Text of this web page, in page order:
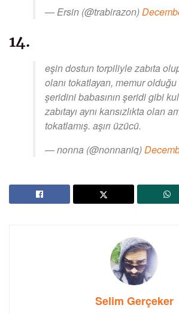
— Ersin (@trabirazon)
14.
eşin dostun torpiliyle zabıta
olanı tokatlayan, memur
şeridini babasının şeridi gibi
zabıtayı aynı kansızlıkta olan
tokatlamış. aşırı üzücü.
— nonna (@nonnaniq)
Selim Gerçeker